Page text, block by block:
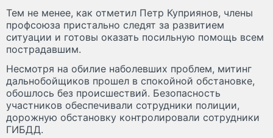
Тем не менее, как отметил Петр Куприянов, члены
профсоюза пристально следят за развитием
ситуации и готовы оказать посильную помощь всем
пострадавшим.
Несмотря на обилие наболевших проблем, митинг
дальнобойщиков прошел в спокойной обстановке,
обошлось без происшествий. Безопасность
участников обеспечивали сотрудники полиции,
дорожную обстановку контролировали сотрудники
ГИБДД.